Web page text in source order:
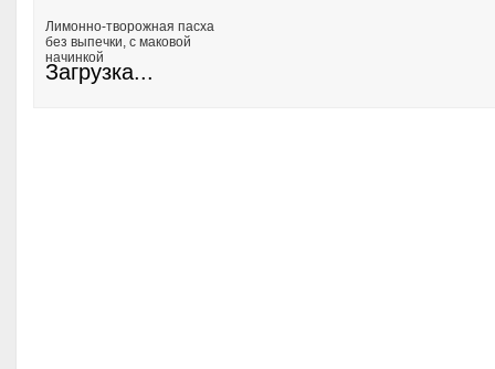
Лимонно-творожная пасха
без выпечки, с маковой
начинкой
Загрузка...